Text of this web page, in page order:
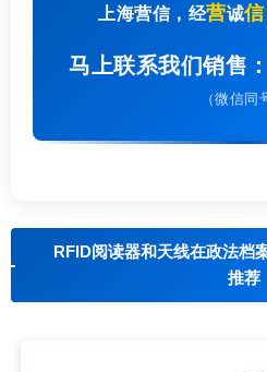
上海营信，经营诚信
马上联系我们销售：
（微信同
RFID阅读器和天线在政法档
推荐